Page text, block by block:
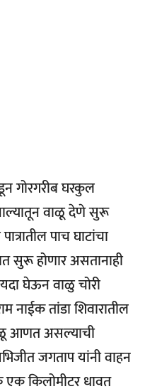
गोरगरीब घरकुल
नाल्यातून वाळू देणे सुरू
पाच घाटांचा
सुरू होणार असतानाही
घेऊन वाळु चोरी
नाईक तांडा शिवारातील
आणत असल्याची
जगताप यांनी वाहन
एक किलोमीटर धावत